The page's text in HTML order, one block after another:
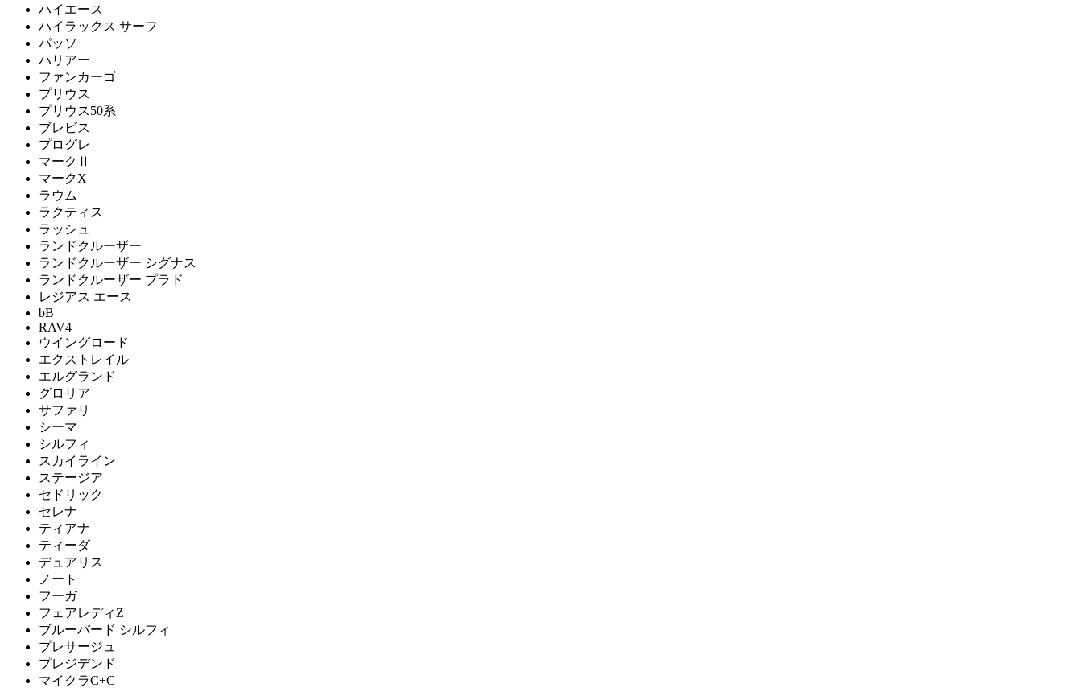
ハイエース
ハイラックス サーフ
パッソ
ハリアー
ファンカーゴ
プリウス
プリウス50系
ブレビス
プログレ
マークⅡ
マークX
ラウム
ラクティス
ラッシュ
ランドクルーザー
ランドクルーザー シグナス
ランドクルーザー プラド
レジアス エース
bB
RAV4
ウイングロード
エクストレイル
エルグランド
グロリア
サファリ
シーマ
シルフィ
スカイライン
ステージア
セドリック
セレナ
ティアナ
ティーダ
デュアリス
ノート
フーガ
フェアレディZ
ブルーバード シルフィ
プレサージュ
プレジデンド
マイクラC+C